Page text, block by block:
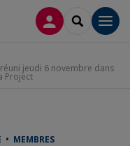
CONNEXION
jeudi 6 novembre dans
Project
• MEMBRES